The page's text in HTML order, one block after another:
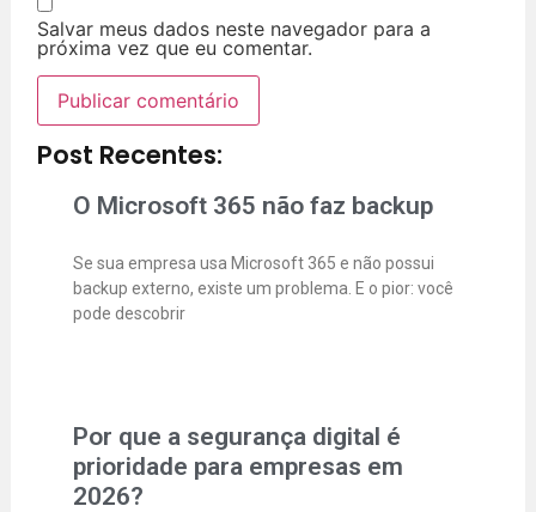
Salvar meus dados neste navegador para a
próxima vez que eu comentar.
Post Recentes:
O Microsoft 365 não faz backup
Se sua empresa usa Microsoft 365 e não possui
backup externo, existe um problema. E o pior: você
pode descobrir
Por que a segurança digital é
prioridade para empresas em
2026?